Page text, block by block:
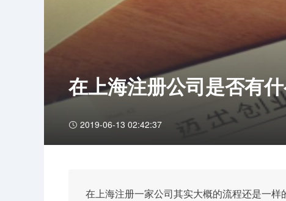
在上海注册公司是否有
2019-06-13 02:42:37
在上海注册一家公司其实大概的流程还是一